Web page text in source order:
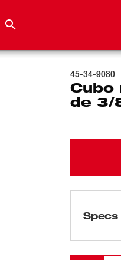
45-34-9080
Cubo
de 3/
Specs
Cargando